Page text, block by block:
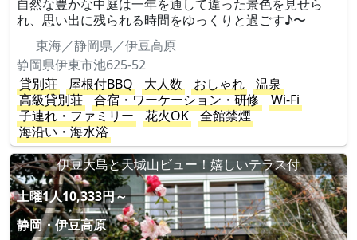
自然な豊かな中庭は一年を通して違った景色を見せら
れ、思い出に残られる時間をゆっくりと過ごす♪〜
東海／静岡県／伊豆高原
静岡県伊東市池625-52
貸別荘
屋根付BBQ 大人数 おしゃれ
温泉
高級貸別荘
合宿・ワーケーション・研修
Wi-Fi
子連れ・ファミリー
花火OK
全館禁煙
海沿い・海水浴
伊豆大島と天城山ビュー！嬉しいテラス付
土曜1人10,333円～
静岡・伊豆高原